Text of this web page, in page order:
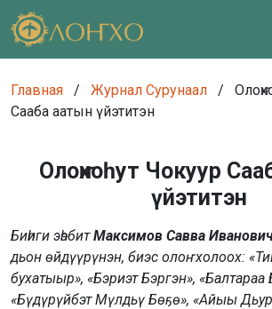
Главная / Журнал Сурунаал /
Сааба аатын үйэтитэн
Олоҥхоһут Чокуур
үйэтитэн
Биһиги эһэбитМаксимов Савва
дьон өйдүүрүнэн, биэс олоҥхолоох:
бухатыыр», «Бэриэт Бэргэн», «Балтараа
«Бүдүрүйбэт Мүлдьү Бөҕө», «Айыы